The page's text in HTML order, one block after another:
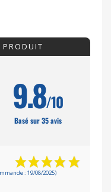
9.8/10
Basé sur 35 avis
: 19/08/2025)